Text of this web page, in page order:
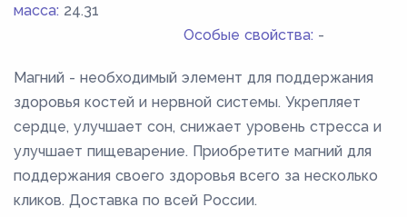
масса: 24.31
Особые свойства: -
Магний - необходимый элемент для поддержания
здоровья костей и нервной системы. Укрепляет
сердце, улучшает сон, снижает уровень стресса и
улучшает пищеварение. Приобретите магний для
поддержания своего здоровья всего за несколько
кликов. Доставка по всей России.